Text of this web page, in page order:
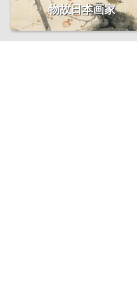
物故日本画家